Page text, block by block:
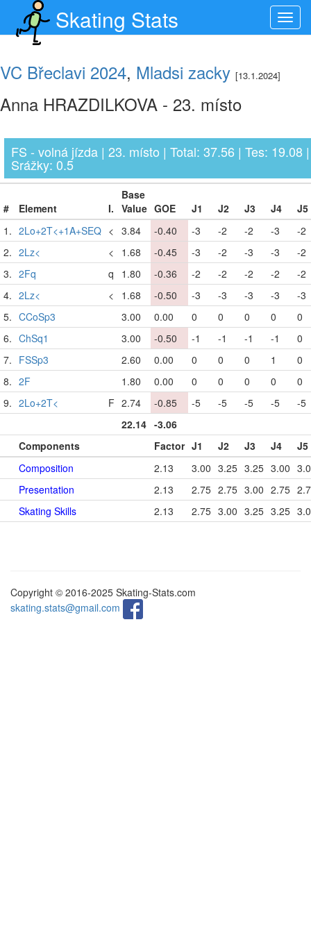
Skating Stats
VC Břeclavi 2024, Mladsi zacky [13.1.2024]
Anna HRAZDILKOVA - 23. místo
FS - volná jízda | 23. místo | Total: 37.56 | Tes: 19.08
Srážky: 0.5
# Element I.
Base
Value GOE J1 J2 J3 J4
J5
1. 2Lo+2T<+1A+SEQ < 3.84 -0.40 -3 -2 -2 -3
-2
2. 2Lz< < 1.68 -0.45 -3 -2 -3 -3
-2
3. 2Fq q 1.80 -0.36 -2 -2 -2 -2
-2
4. 2Lz< < 1.68 -0.50 -3 -3 -3 -3
-3
5. CCoSp3 3.00 0.00 0 0 0 0
0
6. ChSq1 3.00 -0.50 -1 -1 -1 -1
0
7. FSSp3 2.60 0.00 0 0 0 1
0
8. 2F 1.80 0.00 0 0 0 0
0
9. 2Lo+2T< F 2.74 -0.85 -5 -5 -5 -5
-5
22.14 -3.06
Components
Factor J1 J2 J3 J4
J5
Composition
2.13 3.00 3.25 3.25 3.00
Presentation
2.13 2.75 2.75 3.00 2.75
Skating Skills
2.13 2.75 3.00 3.25 3.25
Copyright © 2016-2025 Skating-Stats.com
skating.stats@gmail.com